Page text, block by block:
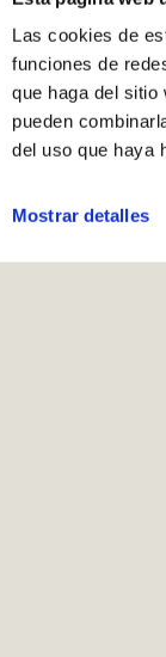
Las cookies de
funciones de
que haga del sitio
pueden
del uso que haya
Mostrar detalles